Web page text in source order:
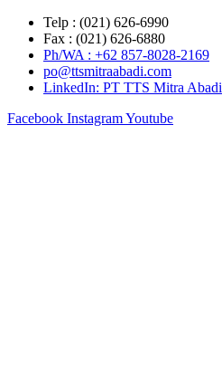
Telp : (021) 626-6990
Fax : (021) 626-6880
Ph/WA : +62 857-8028-2169
po@ttsmitraabadi.com
LinkedIn: PT TTS Mitra Abadi
Facebook InstagramYoutube